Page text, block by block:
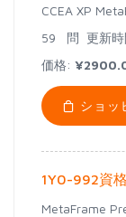
CCEA XP
59 問 更新
価格:
ショッ
1Y0-992資
MetaFrame